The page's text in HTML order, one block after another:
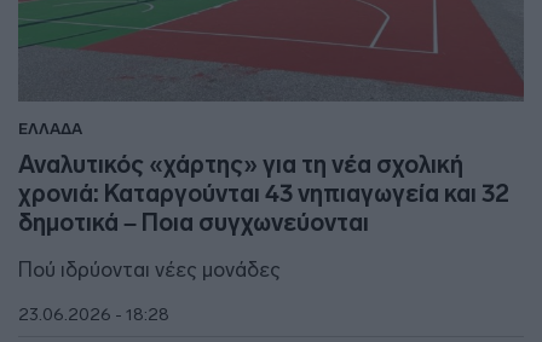
ΕΛΛΑΔΑ
Αναλυτικός «χάρτης» για τη νέα σχολική
χρονιά: Καταργούνται 43 νηπιαγωγεία και 32
δημοτικά – Ποια συγχωνεύονται
Πού ιδρύονται νέες μονάδες
23.06.2026 - 18:28